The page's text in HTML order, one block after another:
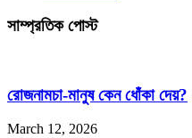
সাম্প্রতিক পোস্ট
রোজনামচা-মানুষ কেন ধোঁকা দেয়?
March 12, 2026